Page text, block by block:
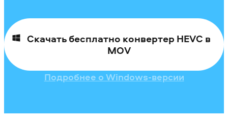
Скачать бесплатно конвертер HEVC в
MOV
Подробнее о Windows-версии